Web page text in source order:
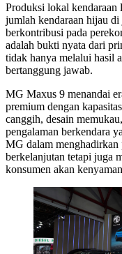
Produksi lokal
jumlah kendaraan hijau
berkontribusi pada
adalah bukti nyata dari
tidak hanya melalui hasil
bertanggung jawab.
MG Maxus 9 menandai
premium dengan
canggih, desain
pengalaman berkendara
MG dalam
berkelanjutan tetapi juga
konsumen akan